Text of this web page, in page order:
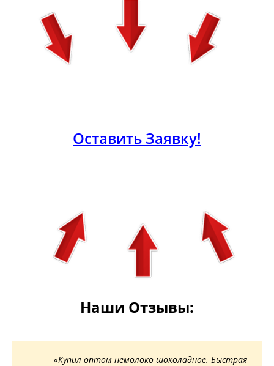
Оставить Заявку!
Наши Отзывы:
«Купил оптом немолоко шоколадное. Быстрая